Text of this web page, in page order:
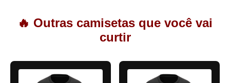
🔥 Outras camisetas que você vai
curtir